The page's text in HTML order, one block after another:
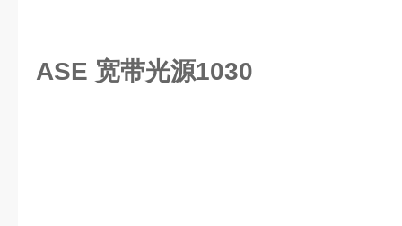
ASE 宽带光源1030